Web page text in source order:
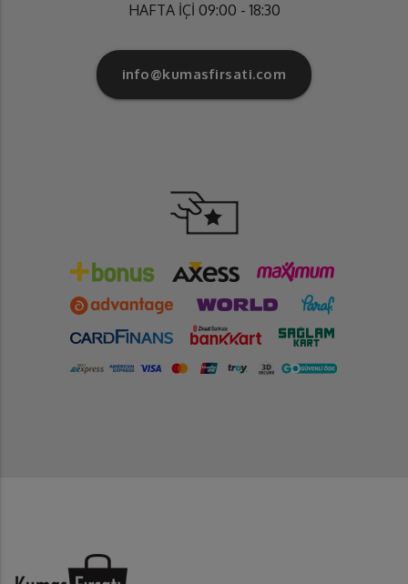
HAFTA İÇİ 09:00 - 18:30
info@kumasfirsati.com